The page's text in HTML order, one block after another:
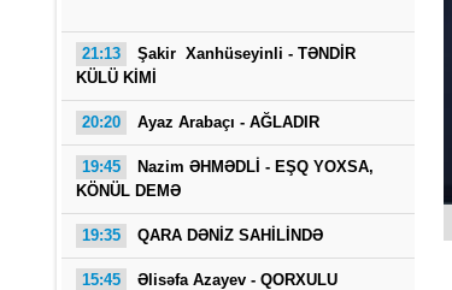
21:13
Şakir Xanhüseyinli - TƏNDİR
KÜLÜ KİMİ
20:20 Ayaz Arabaçı - AĞLADIR
19:45
Nazim ƏHMƏDLİ - EŞQ YOXSA,
KÖNÜL DEMƏ
19:35 QARA DƏNİZ SAHİLİNDƏ
15:45 Əlisəfa Azayev - QORXULU